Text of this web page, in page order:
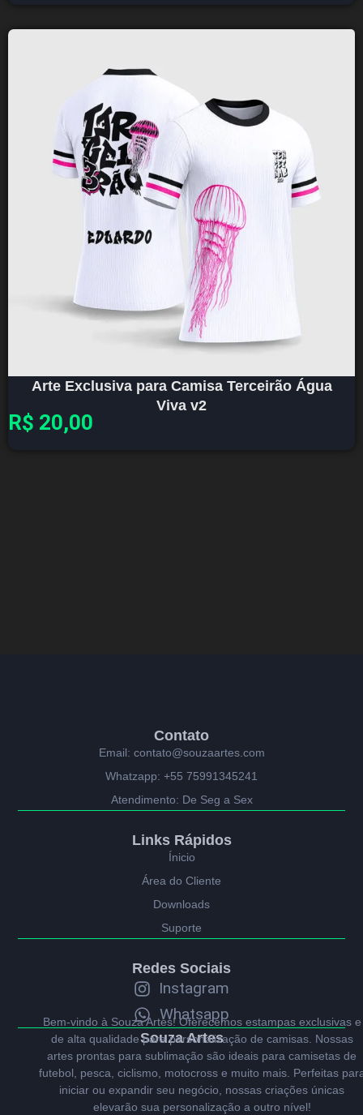
Arte Exclusiva para Camisa Terceirão Água
Viva v2
R$ 20,00
Souza Artes
Bem-vindo à Souza Artes! Oferecemos estampas exclusivas e
de alta qualidade para personalização de camisas. Nossas
artes prontas para sublimação são ideais para camisetas de
futebol, pesca, ciclismo, motocross e muito mais. Perfeitas
iniciar ou expandir seu negócio, nossas criações únicas
elevarão sua personalização a outro nível!
Contato
Email: contato@souzaartes.com
Whatzapp: +55 75991345241
Atendimento: De Seg a Sex
Redes Sociais
Instagram
Whatsapp
Links Rápidos
Ínicio
Área do Cliente
Downloads
Suporte